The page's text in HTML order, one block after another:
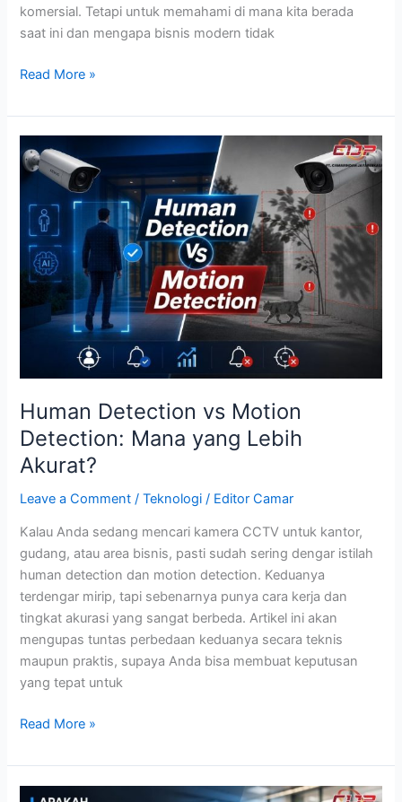
komersial. Tetapi untuk memahami di mana kita berada
saat ini dan mengapa bisnis modern tidak
Read More »
Human Detection vs Motion
Detection: Mana yang Lebih
Akurat?
Leave a Comment /Teknologi / Editor Camar
Kalau Anda sedang mencari kamera CCTV untuk kantor,
gudang, atau area bisnis, pasti sudah sering dengar istilah
human detection dan motion detection. Keduanya
terdengar mirip, tapi sebenarnya punya cara kerja dan
tingkat akurasi yang sangat berbeda. Artikel ini akan
mengupas tuntas perbedaan keduanya secara teknis
maupun praktis, supaya Anda bisa membuat keputusan
yang tepat untuk
Human
Detection
vs
Motion
Detection:
Mana
yang
Akurat?
Read More »
Apakah